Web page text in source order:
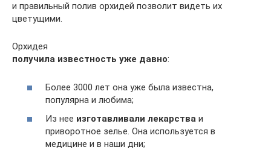
и правильный полив орхидей позволит видеть их
цветущими.
Орхидея
получила известность уже давно:
Более 3000 лет она уже была известна,
популярна и любима;
Из нее изготавливали лекарства и
приворотное зелье. Она используется в
медицине и в наши дни;